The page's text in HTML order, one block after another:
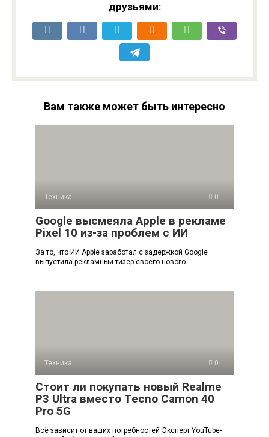
друзьями:
Вам также может быть интересно
Техника 0
Google высмеяла Apple в рекламе
Pixel 10 из-за проблем с ИИ
За то, что ИИ Apple заработал с задержкой Google
выпустила рекламный тизер своего нового
Техника 0
Стоит ли покупать новый Realme
P3 Ultra вместо Tecno Camon 40
Pro 5G
Всё зависит от ваших потребностей Эксперт YouTube-